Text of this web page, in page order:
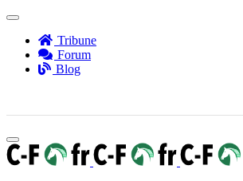
Tribune
Forum
Blog